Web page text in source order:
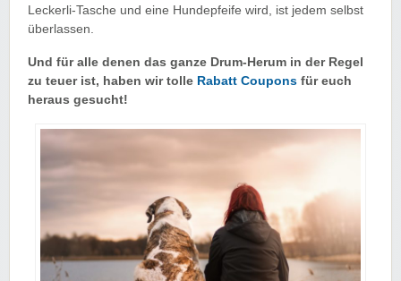
Leckerli-Tasche und eine Hundepfeife wird, ist jedem selbst
überlassen.
Und für alle denen das ganze Drum-Herum in der Regel
zu teuer ist, haben wir tolle Rabatt Coupons für euch
heraus gesucht!